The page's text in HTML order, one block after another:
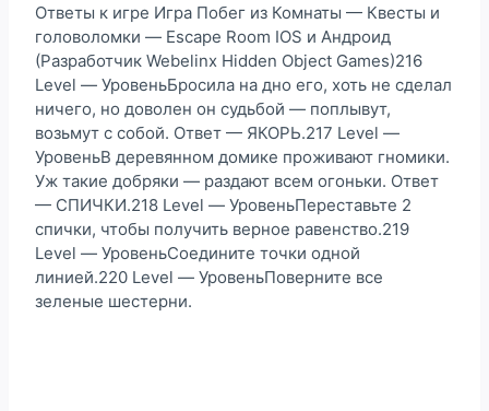
Ответы к игре Игра Побег из Комнаты — Квесты и
головоломки — Escape Room IOS и Андроид
(Разработчик Webelinx Hidden Object Games)216
Level — УровеньБросила на дно его, хоть не сделал
ничего, но доволен он судьбой — поплывут,
возьмут с собой. Ответ — ЯКОРЬ.217 Level —
УровеньВ деревянном домике проживают гномики.
Уж такие добряки — раздают всем огоньки. Ответ
— СПИЧКИ.218 Level — УровеньПереставьте 2
спички, чтобы получить верное равенство.219
Level — УровеньСоедините точки одной
линией.220 Level — УровеньПоверните все
зеленые шестерни.